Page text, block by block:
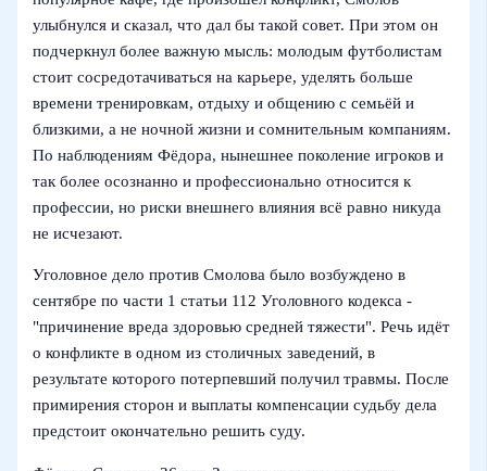
улыбнулся и сказал, что дал бы такой совет. При этом он
подчеркнул более важную мысль: молодым футболистам
стоит сосредотачиваться на карьере, уделять больше
времени тренировкам, отдыху и общению с семьёй и
близкими, а не ночной жизни и сомнительным компаниям.
По наблюдениям Фёдора, нынешнее поколение игроков и
так более осознанно и профессионально относится к
профессии, но риски внешнего влияния всё равно никуда
не исчезают.
Уголовное дело против Смолова было возбуждено в
сентябре по части 1 статьи 112 Уголовного кодекса -
"причинение вреда здоровью средней тяжести". Речь идёт
о конфликте в одном из столичных заведений, в
результате которого потерпевший получил травмы. После
примирения сторон и выплаты компенсации судьбу дела
предстоит окончательно решить суду.